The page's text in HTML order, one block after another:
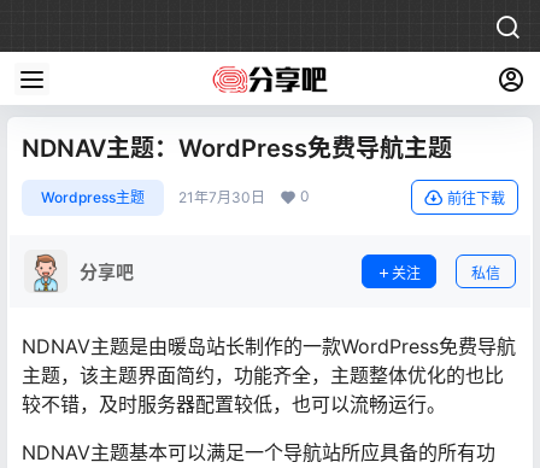
NDNAV主题：WordPress免费导航主题
Wordpress主题 21年7月30日 0 前往下载
分享吧 关注 私信
NDNAV主题是由暖岛站长制作的一款WordPress免费导航
主题，该主题界面简约，功能齐全，主题整体优化的也比
较不错，及时服务器配置较低，也可以流畅运行。
NDNAV主题基本可以满足一个导航站所应具备的所有功